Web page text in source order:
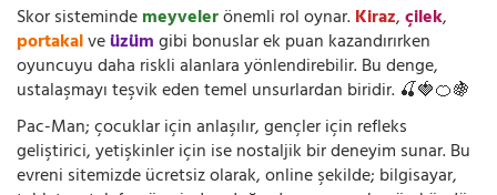
Skor sistemindemeyvelerönemli rol oynar.Kiraz,çilek,
portakalveüzümgibi bonuslar ek puan kazandırırken
oyuncuyu daha riskli alanlara yönlendirebilir. Bu denge,
ustalaşmayı teşvik eden temel unsurlardan biridir. 🍒🍓🍊🍇
Pac-Man; çocuklar için anlaşılır, gençler için refleks
geliştirici, yetişkinler için ise nostaljik bir deneyim sunar. Bu
evreni sitemizde ücretsiz olarak, online şekilde; bilgisayar,